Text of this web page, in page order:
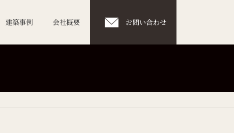
建築事例 会社概要 お問い合わせ